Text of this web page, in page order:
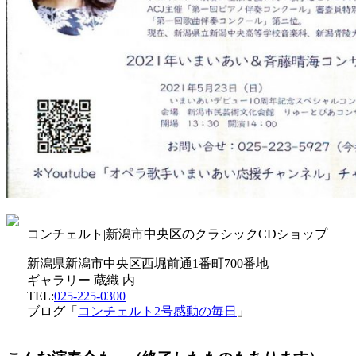
コンチェルト|新潟市中央区のクラシックCDショップ
新潟県新潟市中央区西堀前通1番町700番地
ギャラリー 蔵織 内
TEL:025-225-0300
ブログ「 コンチェルト2号感動の毎日 」